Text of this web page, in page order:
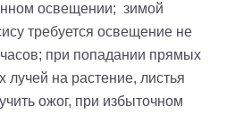
освещении; зимой
требуется освещение не
при попадании прямых
лучей на растение, листья
ожог, при избыточном